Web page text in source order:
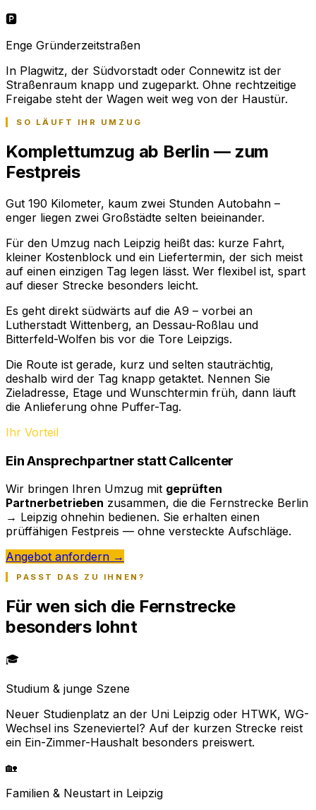
🅿️
Enge Gründerzeitstraßen
In Plagwitz, der Südvorstadt oder Connewitz ist der
Straßenraum knapp und zugeparkt. Ohne rechtzeitige
Freigabe steht der Wagen weit weg von der Haustür.
SO LÄUFT IHR UMZUG
Komplettumzug ab Berlin — zum
Festpreis
Gut 190 Kilometer, kaum zwei Stunden Autobahn –
enger liegen zwei Großstädte selten beieinander.
Für den Umzug nach Leipzig heißt das: kurze Fahrt,
kleiner Kostenblock und ein Liefertermin, der sich meist
auf einen einzigen Tag legen lässt. Wer flexibel ist, spart
auf dieser Strecke besonders leicht.
Es geht direkt südwärts auf die A9 – vorbei an
Lutherstadt Wittenberg, an Dessau-Roßlau und
Bitterfeld-Wolfen bis vor die Tore Leipzigs.
Die Route ist gerade, kurz und selten stauträchtig,
deshalb wird der Tag knapp getaktet. Nennen Sie
Zieladresse, Etage und Wunschtermin früh, dann läuft
die Anlieferung ohne Puffer-Tag.
Ihr Vorteil
Ein Ansprechpartner statt Callcenter
Wir bringen Ihren Umzug mit geprüften
Partnerbetrieben zusammen, die die Fernstrecke Berlin
→ Leipzig ohnehin bedienen. Sie erhalten einen
prüffähigen Festpreis — ohne versteckte Aufschläge.
Angebot anfordern →
PASST DAS ZU IHNEN?
Für wen sich die Fernstrecke
besonders lohnt
🎓
Studium & junge Szene
Neuer Studienplatz an der Uni Leipzig oder HTWK, WG-
Wechsel ins Szeneviertel? Auf der kurzen Strecke reist
ein Ein-Zimmer-Haushalt besonders preiswert.
🏡
Familien & Neustart in Leipzig